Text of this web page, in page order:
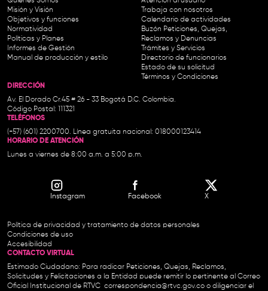
Misión y Visión
Objetivos y funciones
Normatividad
Políticas y Planes
Informes de Gestión
Manual de producción y estilo
Trabaja con nosotros
Calendario de actividades
Buzón Peticiones, Quejas,
Reclamos y Denuncias
Trámites y Servicios
Directorio de funcionarios
Estado de su solicitud
Términos y Condiciones
DIRECCIÓN
Av. El Dorado Cr.45 # 26 - 33 Bogotá D.C. Colombia.
Código Postal: 111321
TELÉFONOS
(+57) (601) 2200700. Línea gratuita nacional: 018000123414
HORARIO DE ATENCIÓN
Lunes a viernes de 8:00 a.m. a 5:00 p.m.
Instagram Facebook X
Política de privacidad y tratamiento de datos personales
Condiciones de uso
Accesibilidad
CONTACTO VIRTUAL
Estimado Ciudadano: Para radicar Peticiones, Quejas, Reclamos,
Solicitudes y Felicitaciones a la Entidad puede remitir lo pertinente al Correo
Oficial Institucional de RTVC correspondencia@rtvc.gov.co o diligenciar el